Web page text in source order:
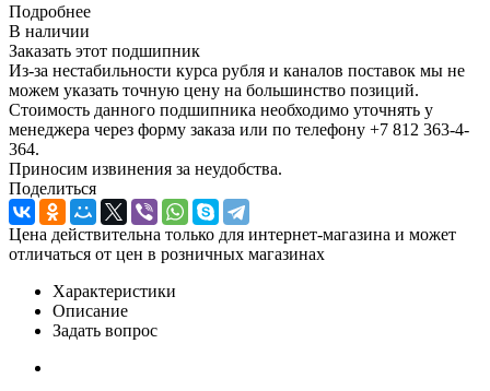
Подробнее
В наличии
Заказать этот подшипник
Из-за нестабильности курса рубля и каналов поставок мы не
можем указать точную цену на большинство позиций.
Стоимость данного подшипника необходимо уточнять у
менеджера через форму заказа или по телефону +7 812 363-4-
364.
Приносим извинения за неудобства.
Поделиться
Цена действительна только для интернет-магазина и может
отличаться от цен в розничных магазинах
Характеристики
Описание
Задать вопрос